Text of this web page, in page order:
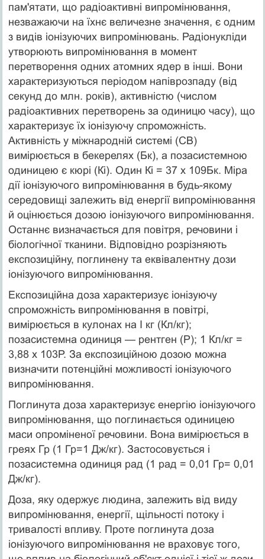
пам'ятати, що радіоактивні випромінювання,
незважаючи на їхнє величезне значення, є одним
з видів іонізуючих випромінювань. Радіонукліди
утворюють випромінювання в момент
перетворення одних атомних ядер в інші. Вони
характеризуються періодом напіврозпаду (від
секунд до млн. років), активністю (числом
радіоактивних перетворень за одиницю часу), що
характеризує їх іонізуючу спроможність.
Активність у міжнародній системі (СВ)
вимірюється в бекерелях (Бк), а позасистемною
одиницею є кюрі (Кі). Один Кі = 37 х 109Бк. Міра
дії іонізуючого випромінювання в будь-якому
середовищі залежить від енергії випромінювання
й оцінюється дозою іонізуючого випромінювання.
Останнє визначається для повітря, речовини і
біологічної тканини. Відповідно розрізняють
експозиційну, поглинену та еквівалентну дози
іонізуючого випромінювання.
Експозиційна доза характеризує іонізуючу
спроможність випромінювання в повітрі,
вимірюється в кулонах на І кг (Кл/кг);
позасистемна одиниця — рентген (Р); 1 Кл/кг =
3,88 х 103Р. За експозиційною дозою можна
визначити потенційні можливості іонізуючого
випромінювання.
Поглинута доза характеризує енергію іонізуючого
випромінювання, що поглинається одиницею
маси опроміненої речовини. Вона вимірюється в
греях Гр (1 Гр=1 Дж/кг). Застосовується і
позасистемна одиниця рад (1 рад = 0,01 Гр= 0,01
Дж/кг).
Доза, яку одержує людина, залежить від виду
випромінювання, енергії, щільності потоку і
тривалості впливу. Проте поглинута доза
іонізуючого випромінювання не враховує того,